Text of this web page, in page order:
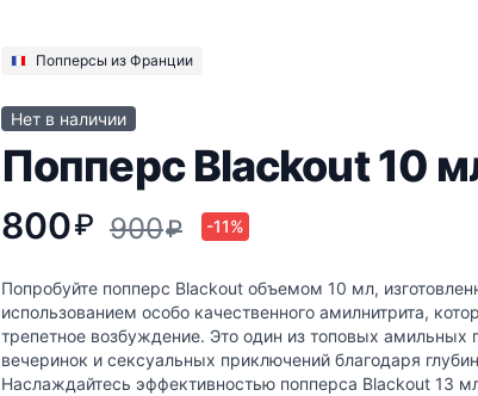
Попперсы из Франции
Нет в наличии
Попперс Blackout 10
800₽ 900₽ -11%
Попробуйте попперс Blackout объемом 10 мл,
использованием особо качественного амилнитрита,
трепетное возбуждение. Это один из топовых амильных
вечеринок и сексуальных приключений благодаря
Наслаждайтесь эффективностью попперса Blackout 13